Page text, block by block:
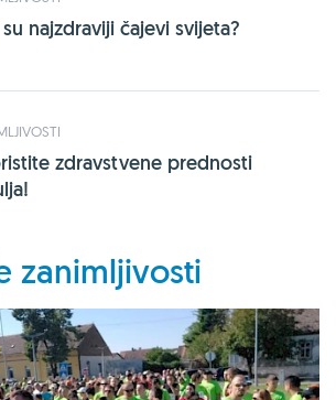
najzdraviji čajevi svijeta?
zdravstvene prednosti
zanimljivosti